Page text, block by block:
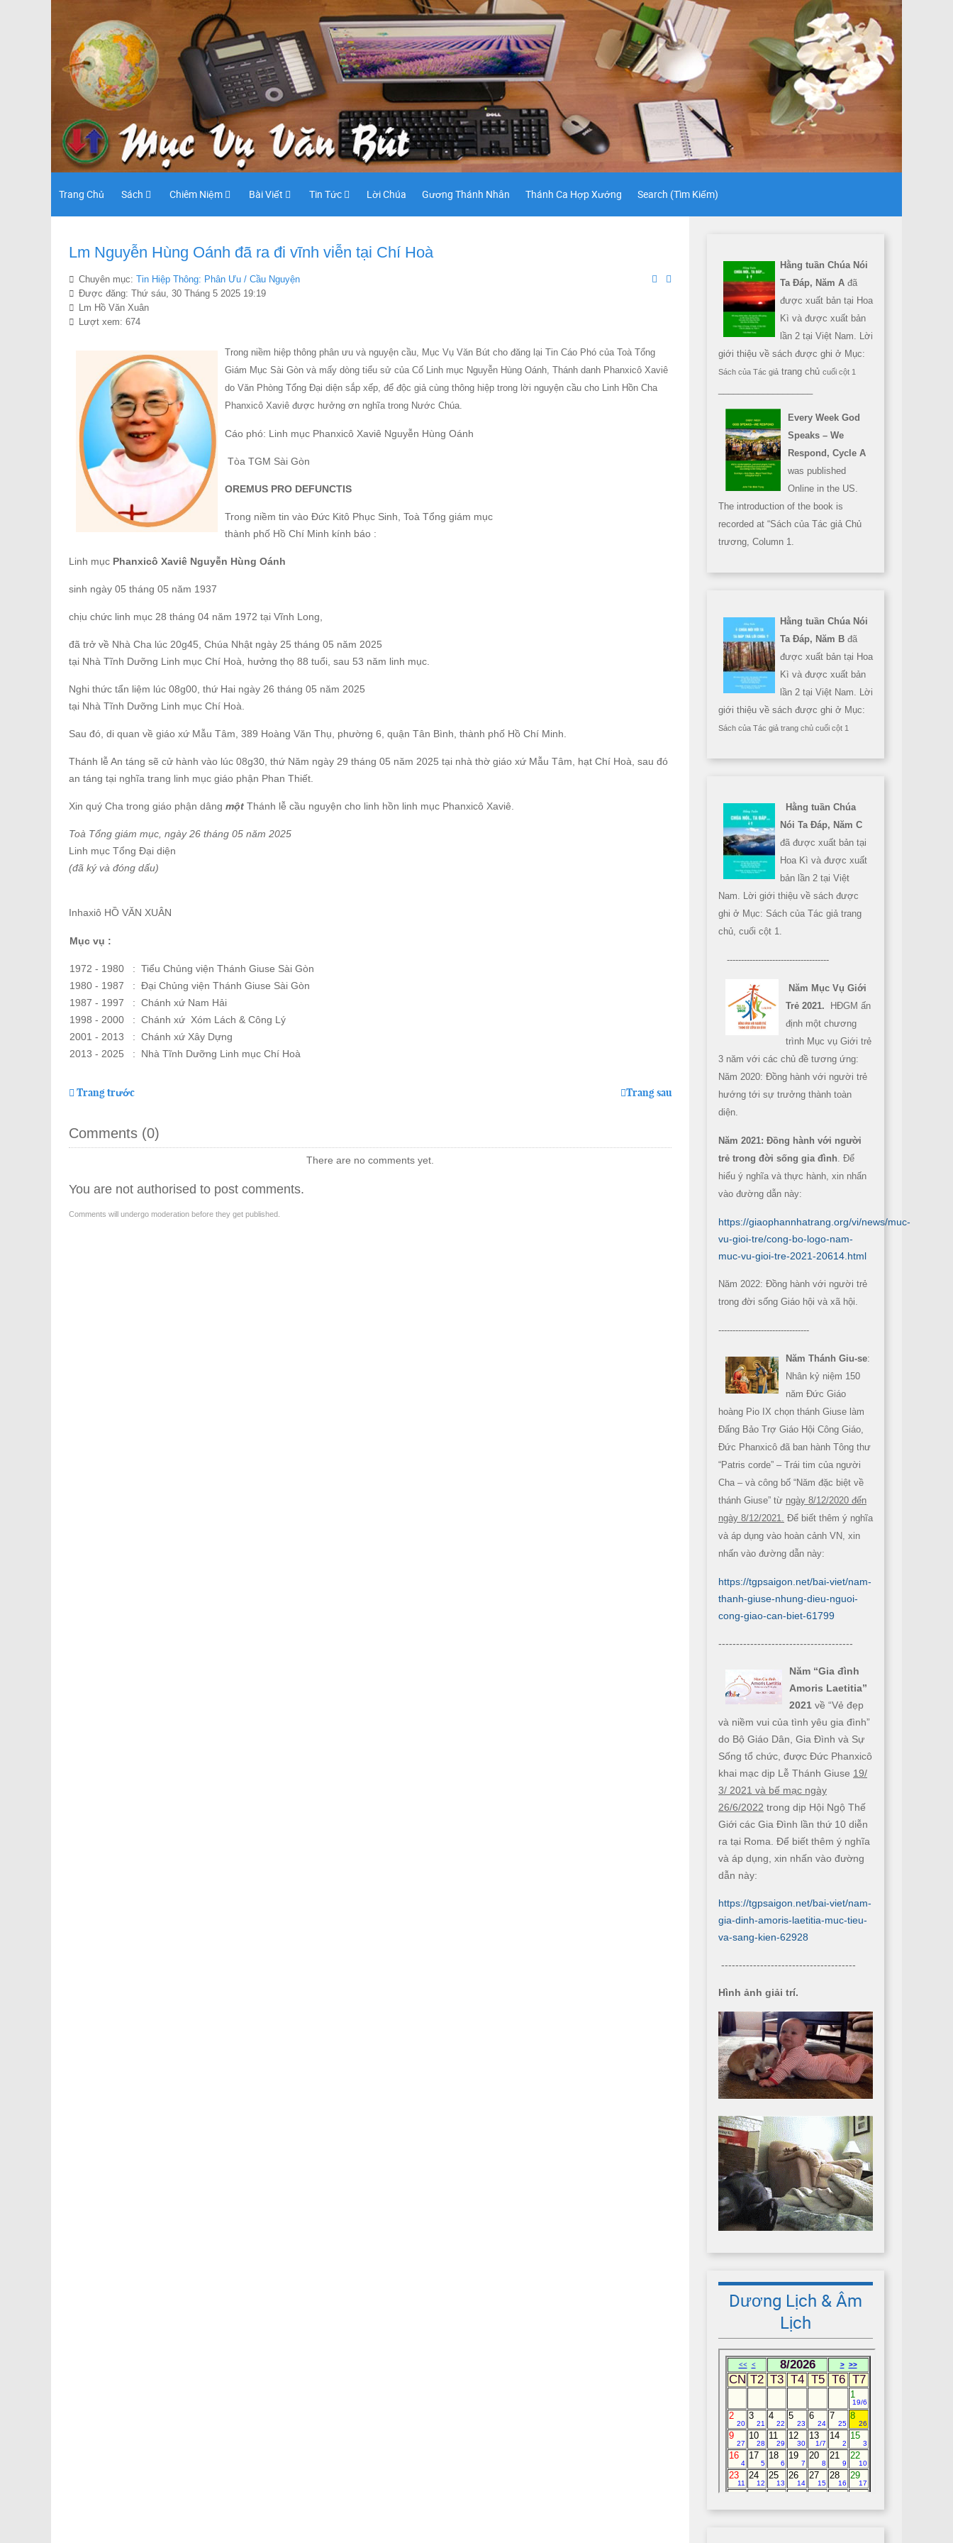
Trang Chủ Sách Chiêm Niệm Bài Viết Tin Tức Lời Chúa Gương Thánh Nhân Thánh Ca Hợp Xướng Search (Tìm Kiếm)
Lm Nguyễn Hùng Oánh đã ra đi vĩnh viễn tại Chí Hoà
Chuyên mục: Tin Hiệp Thông: Phân Ưu / Cầu Nguyện
Được đăng: Thứ sáu, 30 Tháng 5 2025 19:19
Lm Hồ Văn Xuân
Lượt xem: 674
Trong niềm hiệp thông phân ưu và nguyện cầu, Mục Vụ Văn Bút cho đăng lại Tin Cáo Phó của Toà Tổng
Giám Mục Sài Gòn và mấy dòng tiểu sử của Cố Linh mục Nguyễn Hùng Oánh, Thánh danh Phanxicô Xaviê
do Văn Phòng Tổng Đại diện sắp xếp, để độc giả cùng thông hiệp trong lời nguyện cầu cho Linh Hồn Cha
Phanxicô Xaviê được hưởng ơn nghĩa trong Nước Chúa.
Cáo phó: Linh mục Phanxicô Xaviê Nguyễn Hùng Oánh
Tòa TGM Sài Gòn
OREMUS PRO DEFUNCTIS
Trong niềm tin vào Đức Kitô Phục Sinh, Toà Tổng giám mục
thành phố Hồ Chí Minh kính báo :
Linh mục Phanxicô Xaviê Nguyễn Hùng Oánh
sinh ngày 05 tháng 05 năm 1937
chịu chức linh mục 28 tháng 04 năm 1972 tại Vĩnh Long,
đã trở về Nhà Cha lúc 20g45, Chúa Nhật ngày 25 tháng 05 năm 2025
tại Nhà Tĩnh Dưỡng Linh mục Chí Hoà, hưởng thọ 88 tuổi, sau 53 năm linh mục.
Nghi thức tẩn liệm lúc 08g00, thứ Hai ngày 26 tháng 05 năm 2025
tại Nhà Tĩnh Dưỡng Linh mục Chí Hoà.
Sau đó, di quan về giáo xứ Mẫu Tâm, 389 Hoàng Văn Thụ, phường 6, quận Tân Bình, thành phố Hồ Chí Minh.
Thánh lễ An táng sẽ cử hành vào lúc 08g30, thứ Năm ngày 29 tháng 05 năm 2025 tại nhà thờ giáo xứ Mẫu Tâm, hạt Chí Hoà, sau đó
an táng tại nghĩa trang linh mục giáo phận Phan Thiết.
Xin quý Cha trong giáo phận dâng một Thánh lễ cầu nguyện cho linh hồn linh mục Phanxicô Xaviê.
Toà Tổng giám mục, ngày 26 tháng 05 năm 2025
Linh mục Tổng Đại diện
(đã ký và đóng dấu)
Inhaxiô HỒ VĂN XUÂN
Mục vụ :
1972 - 1980 : Tiểu Chủng viện Thánh Giuse Sài Gòn
1980 - 1987 : Đại Chủng viện Thánh Giuse Sài Gòn
1987 - 1997 : Chánh xứ Nam Hải
1998 - 2000 : Chánh xứ Xóm Lách & Công Lý
2001 - 2013 : Chánh xứ Xây Dựng
2013 - 2025 : Nhà Tĩnh Dưỡng Linh mục Chí Hoà
Trang trước Trang sau
Comments (0)
There are no comments yet.
You are not authorised to post comments.
Comments will undergo moderation before they get published.
Hằng tuần Chúa Nói
Ta Đáp, Năm A đã
được xuất bản tại Hoa
Kì và được xuất bản
lần 2 tại Việt Nam. Lời
giới thiệu về sách được ghi ở Mục:
Sách của Tác giả trang chủ cuối cột 1
Every Week God
Speaks – We
Respond, Cycle A
was published
Online in the US.
The introduction of the book is
recorded at “Sách của Tác giả Chủ
trương, Column 1.
Hằng tuần Chúa Nói
Ta Đáp, Năm B đã
được xuất bản tại Hoa
Kì và được xuất bản
lần 2 tại Việt Nam. Lời
giới thiệu về sách được ghi ở Mục:
Sách của Tác giả trang chủ cuối cột 1
Hằng tuần Chúa
Nói Ta Đáp, Năm C
đã được xuất bản tại
Hoa Kì và được xuất
bản lần 2 tại Việt
Nam. Lời giới thiệu về sách được
ghi ở Mục: Sách của Tác giả trang
chủ, cuối cột 1.
------------------------------------
Năm Mục Vụ Giới
Trẻ 2021.
HĐGM ấn
định một chương
trình Mục vụ Giới trẻ
3 năm với các chủ đề tương ứng:
Năm 2020: Đồng hành với người trẻ
hướng tới sự trưởng thành toàn
diện.
Năm 2021: Đồng hành với người
trẻ trong đời sống gia đình. Để
hiểu ý nghĩa và thực hành, xin nhấn
vào đường dẫn này:
https://giaophannhatrang.org/vi/news/muc-
vu-gioi-tre/cong-bo-logo-nam-
muc-vu-gioi-tre-2021-20614.html
Năm 2022: Đồng hành với người trẻ
trong đời sống Giáo hội và xã hội.
--------------------------------
Năm Thánh Giu-se:
Nhân kỷ niệm 150
năm Đức Giáo
hoàng Pio IX chọn thánh Giuse làm
Đấng Bảo Trợ Giáo Hội Công Giáo,
Đức Phanxicô đã ban hành Tông thư
“Patris corde” – Trái tim của người
Cha – và công bố “Năm đặc biệt về
thánh Giuse” từ ngày 8/12/2020 đến
ngày 8/12/2021. Để biết thêm ý nghĩa
và áp dụng vào hoàn cảnh VN, xin
nhấn vào đường dẫn này:
https://tgpsaigon.net/bai-viet/nam-
thanh-giuse-nhung-dieu-nguoi-
cong-giao-can-biet-61799
--------------------------------------
Năm “Gia đình
Amoris Laetitia”
2021 về “Vẻ đẹp
và niềm vui của tình yêu gia đình”
do Bộ Giáo Dân, Gia Đình và Sự
Sống tổ chức, được Đức Phanxicô
khai mạc dịp Lễ Thánh Giuse 19/
3/ 2021 và bế mạc ngày
26/6/2022 trong dịp Hội Ngộ Thế
Giới các Gia Đình lần thứ 10 diễn
ra tại Roma. Để biết thêm ý nghĩa
và áp dụng, xin nhấn vào đường
dẫn này:
https://tgpsaigon.net/bai-viet/nam-
gia-dinh-amoris-laetitia-muc-tieu-
va-sang-kien-62928
--------------------------------------
Hình ảnh giải trí.
Dương Lịch & Âm
Lịch